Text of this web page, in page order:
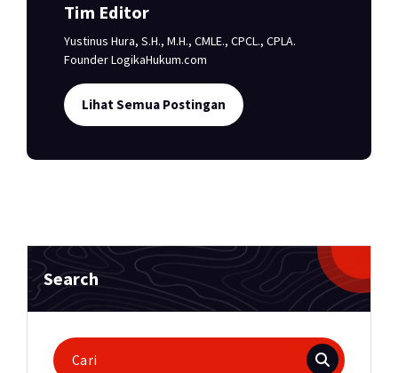
Tim Editor
Yustinus Hura, S.H., M.H., CMLE., CPCL., CPLA.
Founder LogikaHukum.com
Lihat Semua Postingan
Search
Pencarian
untuk: